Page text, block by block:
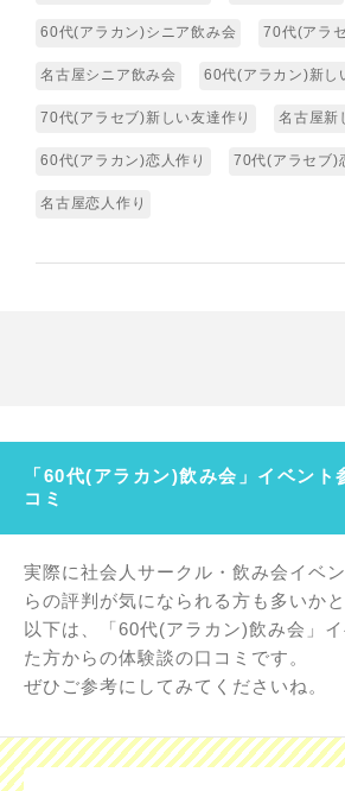
60代(アラカン)シニア飲み会 70代(アラ
名古屋シニア飲み会 60代(アラカン)新し
70代(アラセブ)新しい友達作り 名古屋新
60代(アラカン)恋人作り 70代(アラセブ)
名古屋恋人作り
「60代(アラカン)飲み会」イベント
コミ
実際に社会人サークル・飲み会イベ
らの評判が気になられる方も多いかと
以下は、「60代(アラカン)飲み会」
た方からの体験談の口コミです。
ぜひご参考にしてみてくださいね。